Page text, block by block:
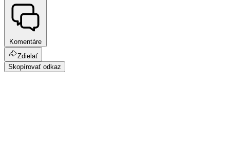
Komentáre
Zdielať
Skopírovať odkaz